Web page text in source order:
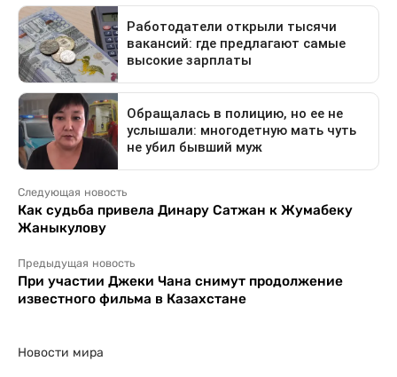
Следующая новость
Как судьба привела Динару Сатжан к Жумабеку
Жаныкулову
Предыдущая новость
При участии Джеки Чана снимут продолжение
известного фильма в Казахстане
Новости мира